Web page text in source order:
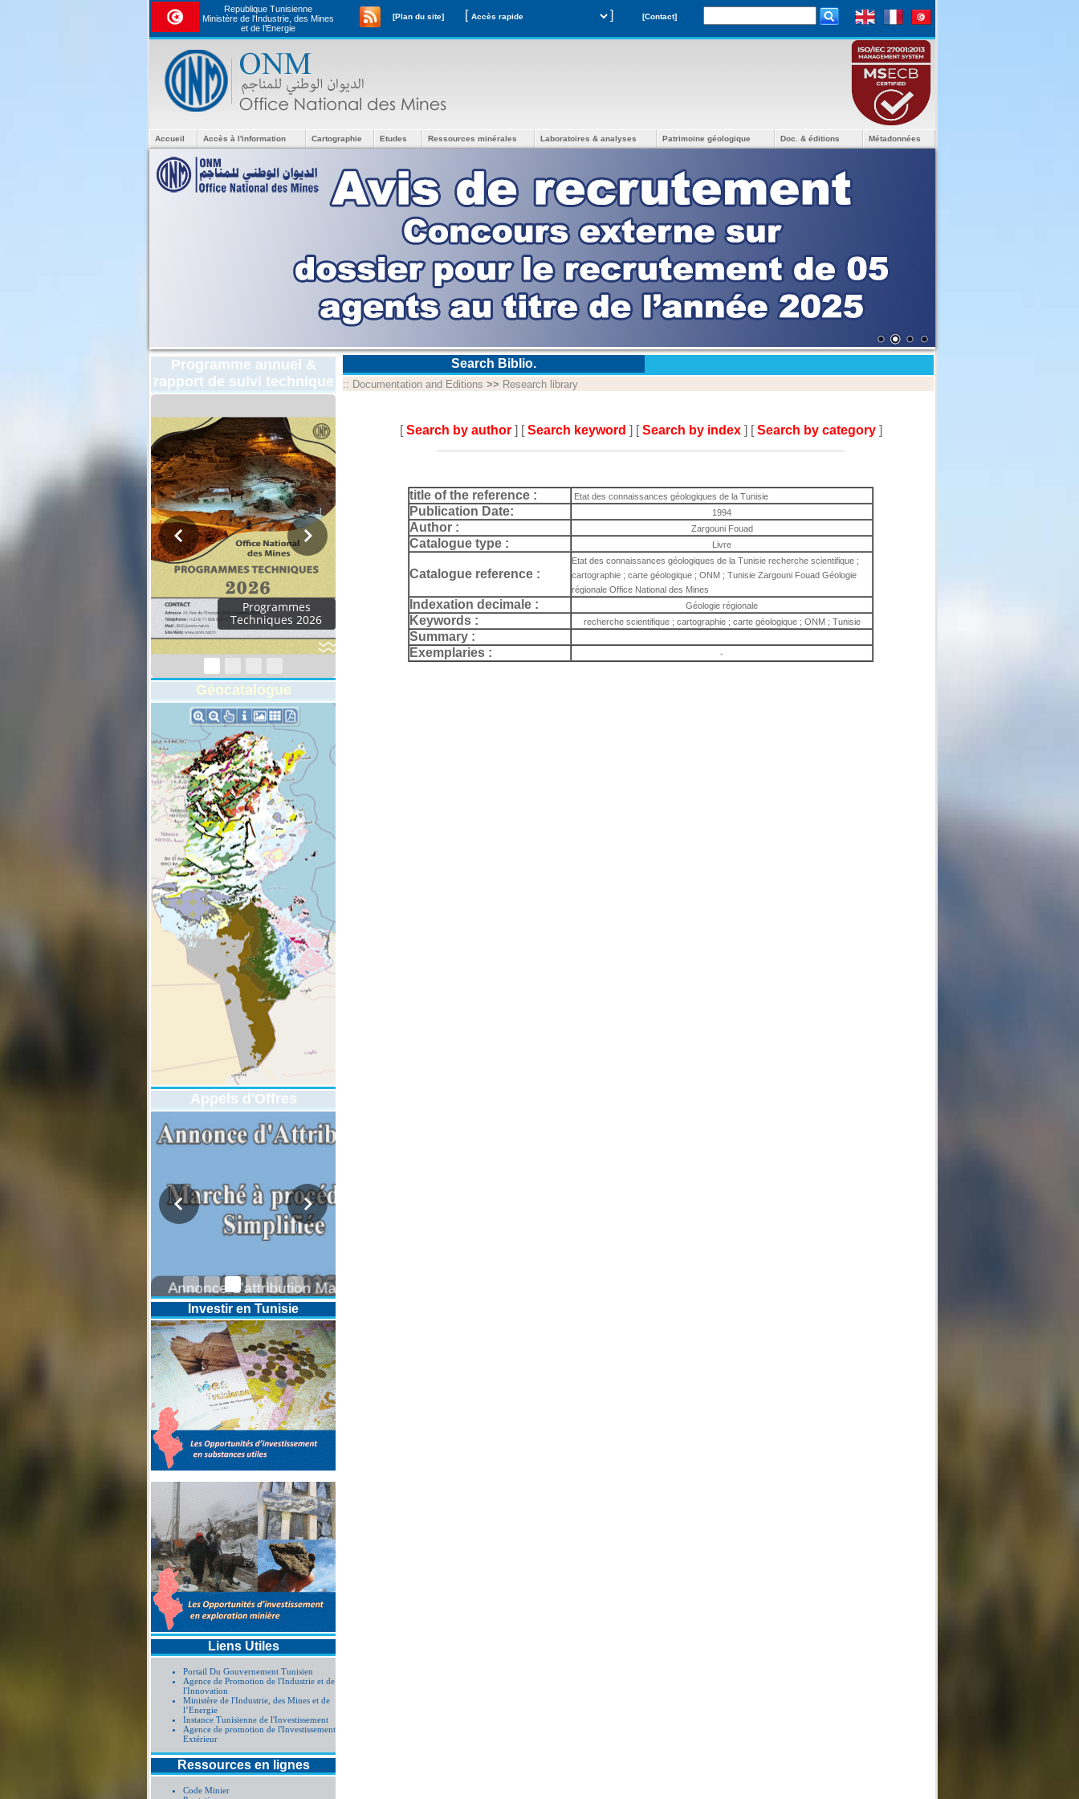
Republique Tunisienne
Ministère de l'Industrie, des Mines
et de l’Energie
[Plan du site] [ ] [Contact]
Accueil Accès à l'information Cartographie Etudes Ressources minérales Laboratoires & analyses Patrimoine géologique Doc. & éditions Métadonnées
Programme annuel &
rapport de suivi technique
Programmes
Techniques 2026
Géocatalogue
Appels d'Offres
EXERCICES 2025-2026-2027
Investir en Tunisie
Liens Utiles
Portail Du Gouvernement Tunisien
Agence de Promotion de l'Industrie et de
l'Innovation
Ministère de l'Industrie, des Mines et de
l’Energie
Instance Tunisienne de l'Investissement
Agence de promotion de l'Investissement
Extérieur
Ressources en lignes
Code Minier
Search Biblio.
:: Documentation and Editions >> Research library
[Search by author ] [Search keyword ] [Search by index ] [Search by category ]
title of the reference : Etat des connaissances géologiques de la Tunisie
Publication Date: 1994
Author : Zargouni Fouad
Catalogue type : Livre
Catalogue reference :
Etat des connaissances géologiques de la Tunisie recherche scientifique ;
cartographie ; carte géologique ; ONM ; Tunisie Zargouni Fouad Géologie
régionale Office National des Mines
Indexation decimale : Géologie régionale
Keywords : recherche scientifique ; cartographie ; carte géologique ; ONM ; Tunisie
Summary :
Exemplaries :
-